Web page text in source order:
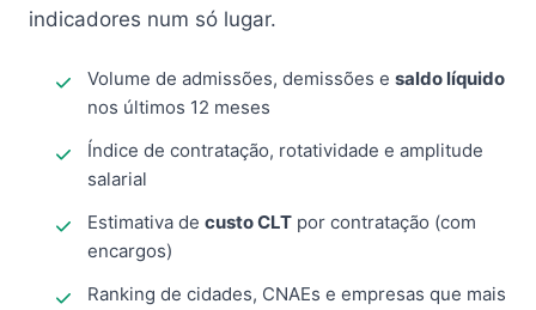
indicadores num só lugar.
Volume de admissões, demissões e saldo líquido
nos últimos 12 meses
Índice de contratação, rotatividade e amplitude
salarial
Estimativa de custo CLT por contratação (com
encargos)
Ranking de cidades, CNAEs e empresas que mais